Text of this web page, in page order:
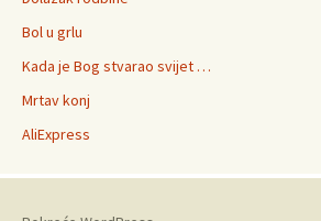
Bol u grlu
Kada je Bog stvarao svijet …
Mrtav konj
AliExpress